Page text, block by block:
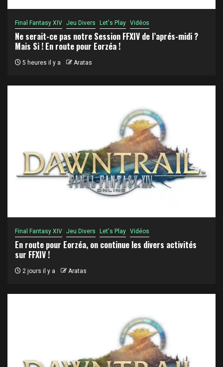
Final Fantasy XIV Jeu Divers Let's Play Vidéos
Ne serait-ce pas notre Session FFXIV de l’aprés-midi ?
Mais Si ! En route pour Eorzéa !
5 heures il y a Aratas
Final Fantasy XIV Jeu Divers Let's Play Vidéos
En route pour Eorzéa, on continue les divers activités
sur FFXIV !
2 jours il y a Aratas